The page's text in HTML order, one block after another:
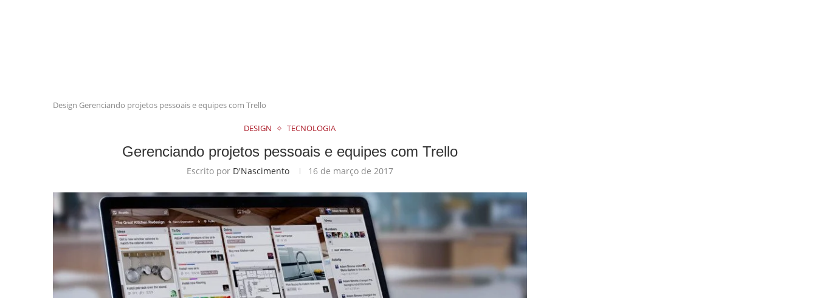
Design Gerenciando projetos pessoais e equipes com Trello
DESIGN TECNOLOGIA
Gerenciando projetos pessoais e equipes com Trello
Escrito por D'Nascimento 16 de março de 2017